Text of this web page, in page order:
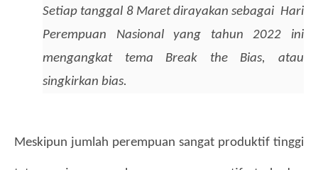
Setiap tanggal 8 Maret dirayakan sebagai  Hari
Perempuan Nasional yang tahun 2022 ini
mengangkat tema Break the Bias, atau
singkirkan bias.
Meskipun jumlah perempuan sangat produktif tinggi